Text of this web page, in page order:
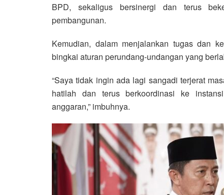
BPD, sekaligus bersinergi dan terus
pembangunan.
Kemudian, dalam menjalankan tugas dan
bingkai aturan perundang-undangan yang
“Saya tidak ingin ada lagi sangadi terjerat
hatilah dan terus berkoordinasi ke
anggaran,” imbuhnya.